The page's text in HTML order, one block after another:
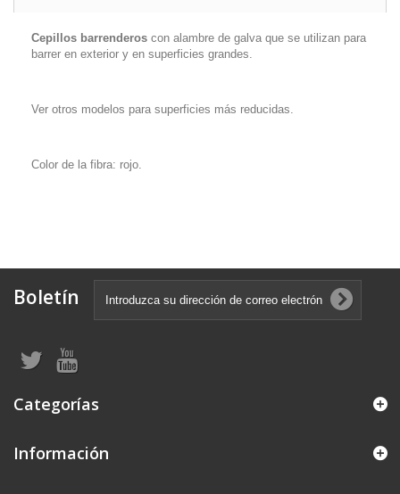
Cepillos barrenderos con alambre de galva que se utilizan para
barrer en exterior y en superficies grandes.
Ver otros modelos para superficies más reducidas.
Color de la fibra: rojo.
Boletín
Categorías
Información